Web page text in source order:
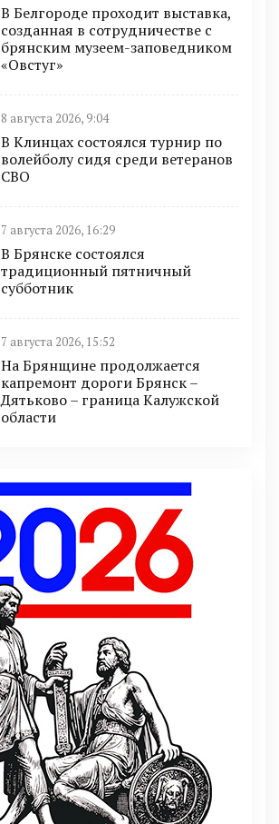
В Белгороде проходит выставка,
созданная в сотрудничестве с
брянским музеем-заповедником
«Овстуг»
8 августа 2026, 9:04
В Клинцах состоялся турнир по
волейболу сидя среди ветеранов
СВО
7 августа 2026, 16:29
В Брянске состоялся
традиционный пятничный
субботник
7 августа 2026, 15:52
На Брянщине продолжается
капремонт дороги Брянск –
Дятьково – граница Калужской
области